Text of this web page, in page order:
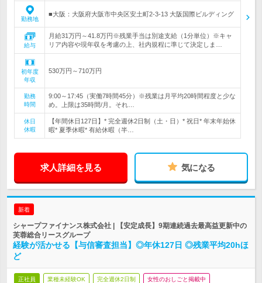
勤務地
■大阪：大阪府大阪市中央区安土町2-3-13 大阪国際ビルディング
給与
月給31万円～41.8万円※残業手当は別途支給（1分単位）※キャ
リア内容や現年収を考慮の上、社内規程に準じて決定しま…
初年度
年収
530万円～710万円
勤務
時間
9:00～17:45（実働7時間45分）※残業は月平均20時間程度と少な
め。上限は35時間/月。それ…
休日
休暇
【年間休日127日】* 完全週休2日制（土・日）* 祝日* 年末年始休
暇* 夏季休暇* 有給休暇（半…
求人詳細を見る 気になる
新着
シャープファイナンス株式会社 | 【安定成長】9期連続過去最高益更新中の
芙蓉総合リースグループ
経験が活かせる【与信審査担当】◎年休127日 ◎残業平均20hほ
ど
正社員 業種未経験OK 完全週休2日制 女性のおしごと掲載中